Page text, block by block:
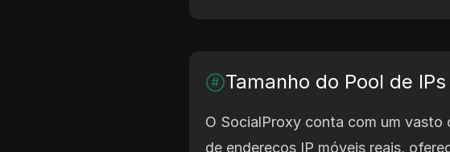
Tamanho do Pool de IPs
O SocialProxy conta com um vasto
de endereços IP móveis reais,